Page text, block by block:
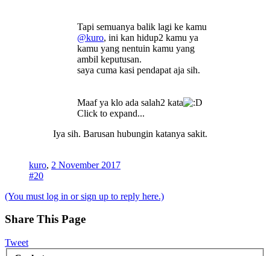
Tapi semuanya balik lagi ke kamu
@kuro, ini kan hidup2 kamu ya
kamu yang nentuin kamu yang
ambil keputusan.
saya cuma kasi pendapat aja sih.
Maaf ya klo ada salah2 kata
Click to expand...
Iya sih. Barusan hubungin katanya sakit.
kuro, 2 November 2017
#20
(You must log in or sign up to reply here.)
Share This Page
Tweet